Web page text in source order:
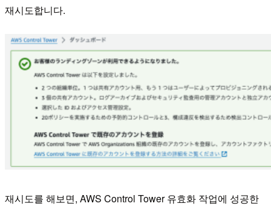
재시도합니다.
재시도를 해보면, AWS Control Tower 유효화 작업에 성공한